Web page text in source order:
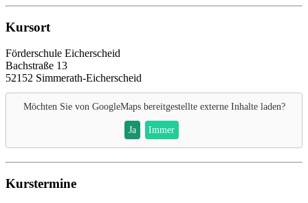
Kursort
Förderschule Eicherscheid
Bachstraße 13
52152 Simmerath-Eicherscheid
Möchten Sie von GoogleMapsbereitgestellte externe Inhalte laden?
Ja Immer
Kurstermine